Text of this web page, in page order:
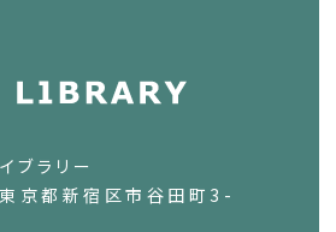
ブラリー
京都新宿区市谷田町3-